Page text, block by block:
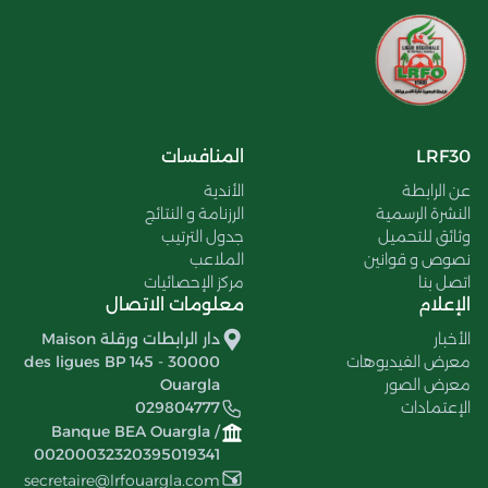
LRF30
عن الرابطة
النشرة الرسمية
وثائق للتحميل
نصوص و قوانين
اتصل بنا
المنافسات
الأندية
الرزنامة و النتائج
جدول الترتيب
الملاعب
مركز الإحصائيات
الإعلام
الأخبار
معرض الفيديوهات
معرض الصور
الإعتمادات
معلومات الاتصال
دار الرابطات ورقلة Maison
des ligues BP 145 - 30000
Ouargla
029804777
Banque BEA Ouargla /
00200032320395019341
secretaire@lrfouargla.com